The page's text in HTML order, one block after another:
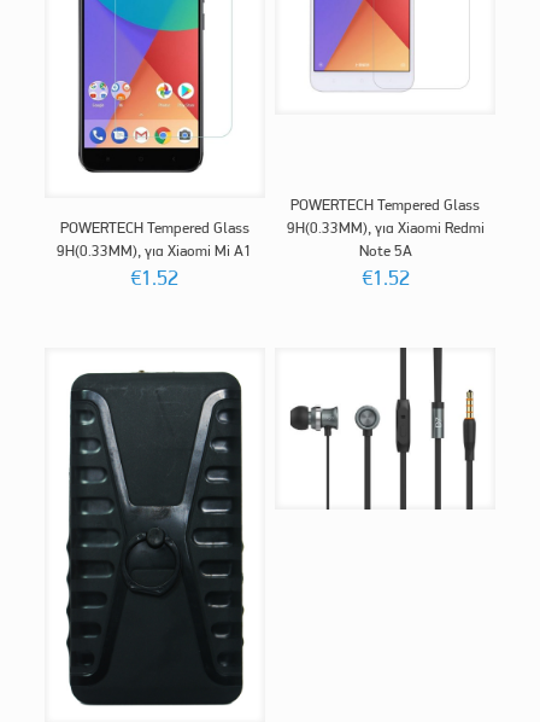
POWERTECH Tempered Glass
9H(0.33MM), για Xiaomi Mi A1
€1.52
POWERTECH Tempered Glass
9H(0.33MM), για Xiaomi Redmi
Note 5A
€1.52